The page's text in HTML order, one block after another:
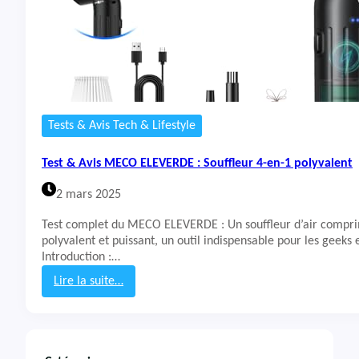
Tests & Avis Tech & Lifestyle
Test & Avis MECO ELEVERDE : Souffleur 4-en-1 polyvalent
2 mars 2025
Test complet du MECO ELEVERDE : Un souffleur d’air
polyvalent et puissant, un outil indispensable pour les geeks
Introduction :…
Lire la suite…
: